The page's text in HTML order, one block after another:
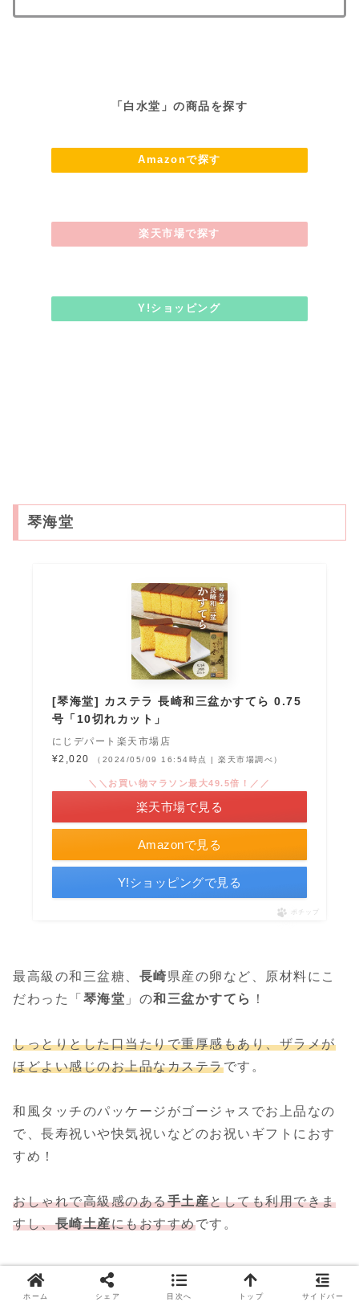
「白水堂」の商品を探す
Amazonで探す
楽天市場で探す
Y!ショッピング
琴海堂
[琴海堂] カステラ 長崎和三盆かすてら 0.75
号「10切れカット」
にじデパート楽天市場店
¥2,020
（2024/05/09 16:54時点 | 楽天市場調べ）
Amazonで見る
＼＼お買い物マラソン最大49.5倍！／／
楽天市場で見る
Y!ショッピングで見る
ポチップ
最高級の和三盆糖、 長崎県産の卵など、原材料にこ
だわった「 琴海堂 」の和三盆かすてら ！
しっとりとした口当たりで重厚感もあり、ザラメが
ほどよい感じのお上品なカステラです。
和風タッチのパッケージがゴージャスでお上品なの
で、長寿祝いや快気祝いなどのお祝いギフトにおす
すめ！
おしゃれで高級感のある手土産としても利用できま
すし、長崎土産にもおすすめです。
ホーム シェア 目次へ トップ サイドバー